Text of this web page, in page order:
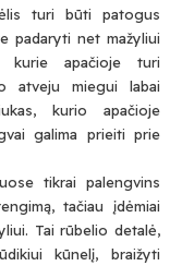
turi būti patogus
padaryti net mažyliui
kurie apačioje turi
atveju miegui labai
kurio apačioje
galima prieiti prie
tikrai palengvins
tačiau įdėmiai
Tai rūbelio detalė,
kūnelį, braižyti